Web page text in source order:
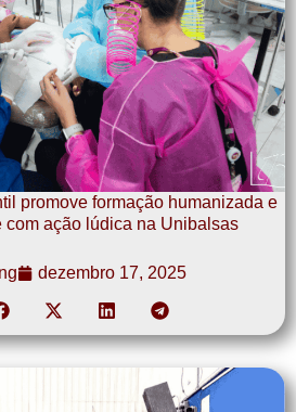
promove formação humanizada e
com ação lúdica na Unibalsas
dezembro 17, 2025